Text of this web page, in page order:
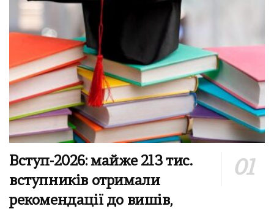
Вступ-2026: майже 213 тис.
вступників отримали
рекомендації до вишів,